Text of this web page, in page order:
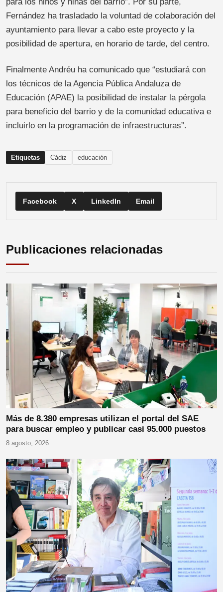
Fernández ha trasladado la voluntad de colaboración del
ayuntamiento para llevar a cabo este proyecto y la
posibilidad de apertura, en horario de tarde, del centro.
Finalmente Andréu ha comunicado que “estudiará con
los técnicos de la Agencia Pública Andaluza de
Educación (APAE) la posibilidad de instalar la pérgola
para beneficio del barrio y de la comunidad educativa e
incluirlo en la programación de infraestructuras”.
Etiquetas Cádiz educación
Facebook X LinkedIn Email
Publicaciones relacionadas
Más de 8.380 empresas utilizan el portal del SAE
para buscar empleo y publicar casi 95.000 puestos
8 agosto, 2026